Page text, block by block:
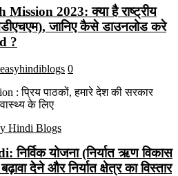
2023: क्या है राष्ट्रीय
जानिए कैसे डाउनलोड करे
?
easyhindiblogs 0
: प्रिय पाठकों, हमारे देश की सरकार
के लिए
योजना (निर्यात ऋण विकास
देने और निर्यात क्षेत्र का विस्तार